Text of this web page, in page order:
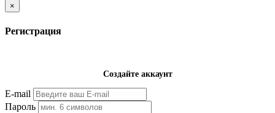
×
Регистрация
Создайте аккаунт
E-mail
Пароль